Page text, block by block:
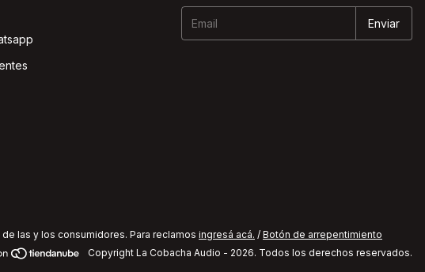
las y los consumidores. Para reclamos ingresá acá. / Botón de arrepentimiento
Copyright La Cobacha Audio - 2026. Todos los derechos reservados.